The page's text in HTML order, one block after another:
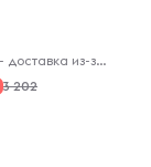
PrimeHealth - доставка из-за рубежа
3 202